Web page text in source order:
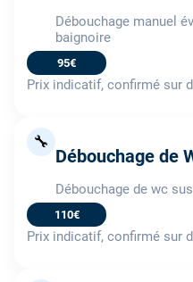
Débouchage manuel
baignoire
95€
Prix indicatif, confirmé sur
🔧
Débouchage de
Débouchage de wc
110€
Prix indicatif, confirmé sur